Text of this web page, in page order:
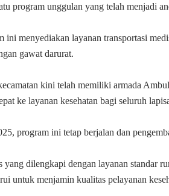
program unggulan yang telah menjadi
ini menyediakan layanan transportasi
gawat darurat.
kini telah memiliki armada
ke layanan kesehatan bagi seluruh
program ini tetap berjalan dan
yang dilengkapi dengan layanan standar
untuk menjamin kualitas pelayanan